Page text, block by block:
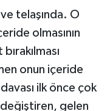
telaşında. O
olmasının
onun içeride
ilk önce çok
gelen